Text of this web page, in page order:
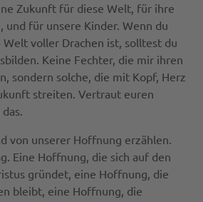
Zukunft für diese Welt, für ihre
und für unsere Kinder. Wenn du
Welt voller Drachen ist, solltest du
Keine Fechter, die mir ihren
sondern solche, die mit Kopf, Herz
streiten. Vertraut euren
von unserer Hoffnung erzählen.
Eine Hoffnung, die sich auf den
gründet, eine Hoffnung, die
bleibt, eine Hoffnung, die